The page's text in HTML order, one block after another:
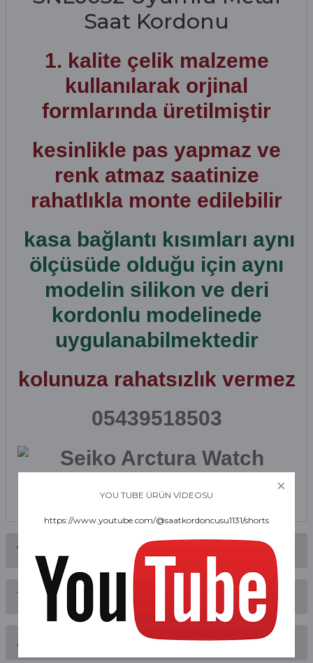
Saat Kordonu
1. kalite çelik malzeme
kullanılarak orjinal
formlarında üretilmiştir
kesinlikle pas yapmaz ve
renk atmaz saatinize
rahatlıkla monte edilebilir
kasa bağlantı kısımları aynı
ölçüsüde olduğu için aynı
modelin silikon ve deri
kordonlu modelinede
uygulanabilmektedir
kolunuza rahatsızlık vermez
05439518503
Yorumlar
Bu ürüne ilk yorumu siz yapın!
Taksit Seçenekleri
Alışveriş Deneyimi
YOU TUBE ÜRÜN VİDEOSU
https://www.youtube.com/@saatkordoncusu1131/shorts